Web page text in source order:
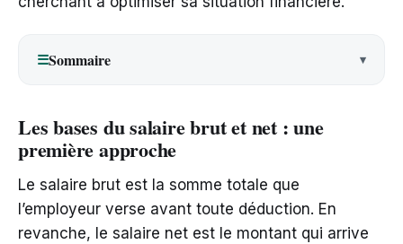
☰Sommaire
Les bases du salaire brut et net : une
première approche
Le salaire brut est la somme totale que
l’employeur verse avant toute déduction. En
revanche, le salaire net est le montant qui arrive